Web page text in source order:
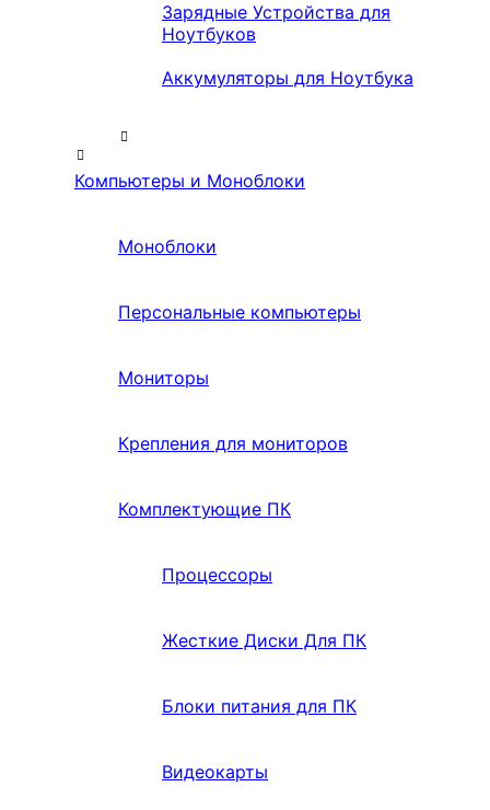
Зарядные Устройства для
Ноутбуков
Аккумуляторы для Ноутбука
Компьютеры и Моноблоки
Моноблоки
Персональные компьютеры
Мониторы
Крепления для мониторов
Комплектующие ПК
Процессоры
Жесткие Диски Для ПК
Блоки питания для ПК
Видеокарты